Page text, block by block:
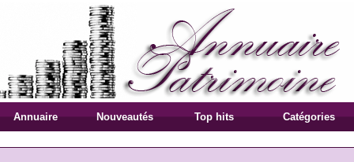
Annuaire Nouveautés Top hits Catégories